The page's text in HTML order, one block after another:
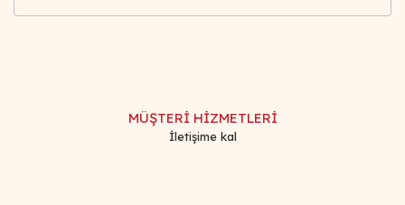
MÜŞTERİ HİZMETLERİ
İletişime kal